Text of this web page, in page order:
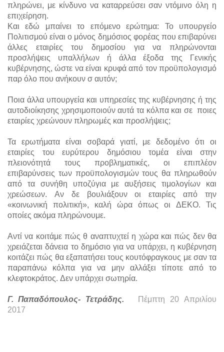
πληρώνει, με κίνδυνο να καταρρεύσει σαν ντόμινο όλη η
επιχείρηση.
Και εδώ μπαίνει το επόμενο ερώτημα: Το υπουργείο
Πολιτισμού είναι ο μόνος δημόσιος φορέας που επιβαρύνει
άλλες εταιρίες του δημοσίου για να πληρώνονται
προσλήψεις υπαλλήλων ή άλλα έξοδα της Γενικής
κυβέρνησης, ώστε να είναι κρυφά από τον προϋπολογισμό
παρ όλο που ανήκουν σ αυτόν;
Ποια άλλα υπουργεία και υπηρεσίες της κυβέρνησης ή της
αυτοδιοίκησης χρησιμοποιούν αυτά τα κόλπα και σε ποιες
εταιρίες χρεώνουν πληρωμές και προσλήψεις;
Τα ερωτήματα είναι σοβαρά γιατί, με δεδομένο ότι οι
εταιρίες του ευρύτερου δημόσιου τομέα είναι στην
πλειονότητά τους προβληματικές, οι επιπλέον
επιβαρύνσεις των προϋπολογισμών τους θα πληρωθούν
από τα συνήθη υποζύγια με αυξήσεις τιμολογίων και
χρεώσεων. Αν δε βουλιάξουν οι εταιρίες από την
«κοινωνική πολιτική», καλή ώρα όπως οι ΔΕΚΟ. Τις
οποίες ακόμα πληρώνουμε.
Αντί να κοιτάμε πώς θ αναπτυχτεί η χώρα και πώς δεν θα
χρειάζεται δάνεια το δημόσιο για να υπάρχει, η κυβέρνηση
κοιτάζει πώς θα εξαπατήσει τους κουτόφραγκους με σαν τα
παραπάνω κόλπα για να μην αλλάξει τίποτε από το
κλεφτοκράτος. Δεν υπάρχει σωτηρία.
Γ. Παπαδόπουλος- Τετράδης.
Πέμπτη 20 Απριλίου
2017